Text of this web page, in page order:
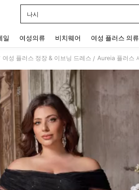
나시
일 여성의류 비치웨어 여성 플러스 의류
여성 플러스 정장 & 이브닝 드레스 /